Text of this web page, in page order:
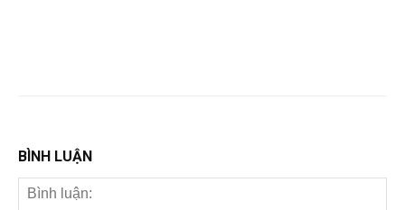
BÌNH LUẬN